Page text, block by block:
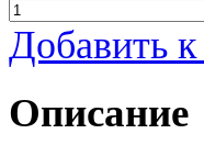
Добавить к
Описание